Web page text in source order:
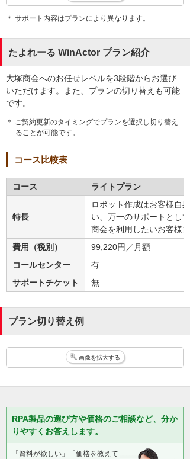
＊ サポート内容はプランにより異なります。
たよれーる WinActor プラン紹介
大塚商会へのお任せレベルを3段階からお選び
いただけます。また、プランの切り替えも可能
です。
＊ ご契約更新のタイミングでプランを選択し切り替え
ることが可能です。
コース比較表
コース ライトプラン
特長
ロボット作成はお客様自身
い、万一のサポートとして
商会を利用したいお客様向
費用（税別）
99,220円／月額
コールセンター
有
サポートチケット
無
プラン切り替え例
画像を拡大する
RPA製品の選び方や価格のご相談など、分か
りやすくお答えします。
「資料が欲しい」「価格を教えて